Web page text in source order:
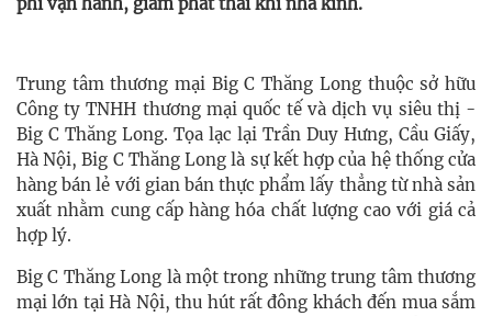
Trung tâm thương mại Big C Thăng Long thuộc sở hữu
Công ty TNHH thương mại quốc tế và dịch vụ siêu thị -
Big C Thăng Long. Tọa lạc lại Trần Duy Hưng, Cầu Giấy,
Hà Nội, Big C Thăng Long là sự kết hợp của hệ thống cửa
hàng bán lẻ với gian bán thực phẩm lấy thẳng từ nhà sản
xuất nhằm cung cấp hàng hóa chất lượng cao với giá cả
hợp lý.
Big C Thăng Long là một trong những trung tâm thương
mại lớn tại Hà Nội, thu hút rất đông khách đến mua sắm